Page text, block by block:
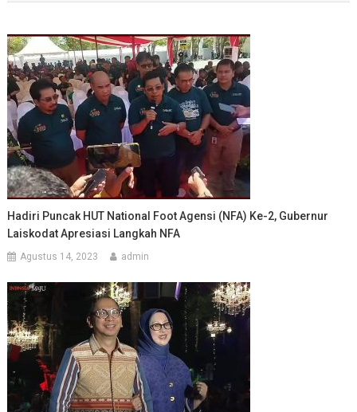
Hadiri Puncak HUT National Foot Agensi (NFA) Ke-2, Gubernur
Laiskodat Apresiasi Langkah NFA
Agustus 14, 2023 admin